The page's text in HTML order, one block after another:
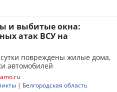
и выбитые окна:
атак ВСУ на
повреждены жилые дома,
автомобилей
| Белгородская область